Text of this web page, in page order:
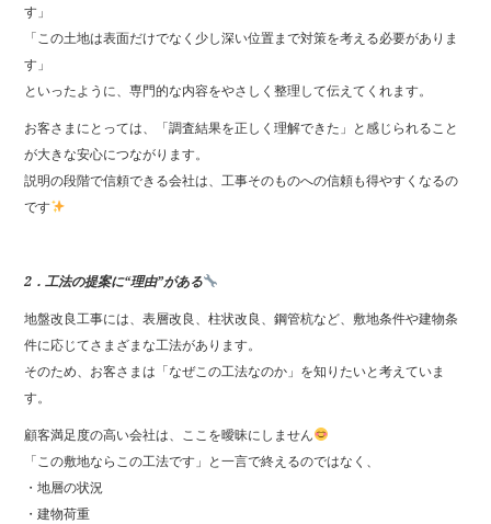
す」
「この土地は表面だけでなく少し深い位置まで対策を考える必要がありま
す」
といったように、専門的な内容をやさしく整理して伝えてくれます。
お客さまにとっては、「調査結果を正しく理解できた」と感じられること
が大きな安心につながります。
説明の段階で信頼できる会社は、工事そのものへの信頼も得やすくなるの
です
2．工法の提案に“理由”がある
地盤改良工事には、表層改良、柱状改良、鋼管杭など、敷地条件や建物条
件に応じてさまざまな工法があります。
そのため、お客さまは「なぜこの工法なのか」を知りたいと考えていま
す。
顧客満足度の高い会社は、ここを曖昧にしません
「この敷地ならこの工法です」と一言で終えるのではなく、
・地層の状況
・建物荷重